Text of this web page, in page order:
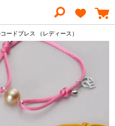
ン
ン
に
検
ードブレス （レディース）